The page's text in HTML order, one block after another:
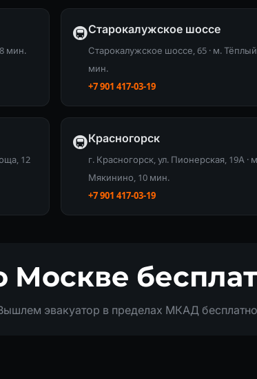
мин.
🚇Старокалужское шоссе
Старокалужское шоссе, 65 · м.
мин.
+7 901 417-03-19
12
🚇Красногорск
г. Красногорск, ул. Пионерская, 19А ·
Мякинино, 10 мин.
+7 901 417-03-19
Москве
эвакуатор в пределах МКАД